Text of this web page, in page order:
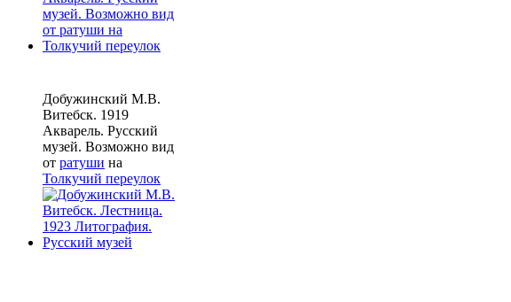
Добужинский М.В.
Витебск. 1919
Акварель. Русский
музей. Возможно вид
от ратуши на
Толкучий переулок